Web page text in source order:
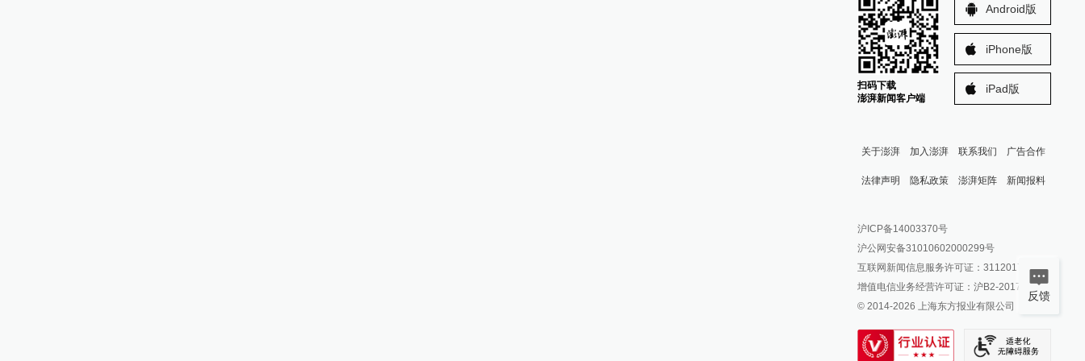
扫码下载
澎湃新闻客户端
Android版
iPhone版
iPad版
关于澎湃 加入澎湃 联系我们 广告合作
法律声明 隐私政策 澎湃矩阵
澎湃新闻公众号
澎湃新闻抖音号
派生万物开放平台
IP SHANGHAI
SIXTH TONE
新闻报料
报料邮箱: news@thepaper.cn
沪ICP备14003370号
沪公网安备31010602000299号
互联网新闻信息服务许可证：31120170006
增值电信业务经营许可证：沪B2-2017116
© 2014-2026 上海东方报业有限公司
反馈